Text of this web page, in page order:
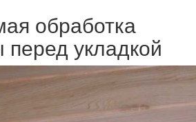
обработка
укладкой